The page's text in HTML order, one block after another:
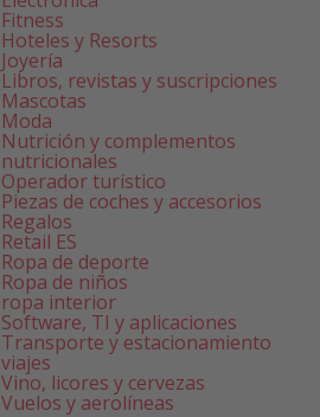
Fitness
Hoteles y Resorts
Joyería
Libros, revistas y suscripciones
Mascotas
Moda
Nutrición y complementos
nutricionales
Operador turístico
Piezas de coches y accesorios
Regalos
Retail ES
Ropa de deporte
Ropa de niños
ropa interior
Software, TI y aplicaciones
Transporte y estacionamiento
viajes
Vino, licores y cervezas
Vuelos y aerolíneas